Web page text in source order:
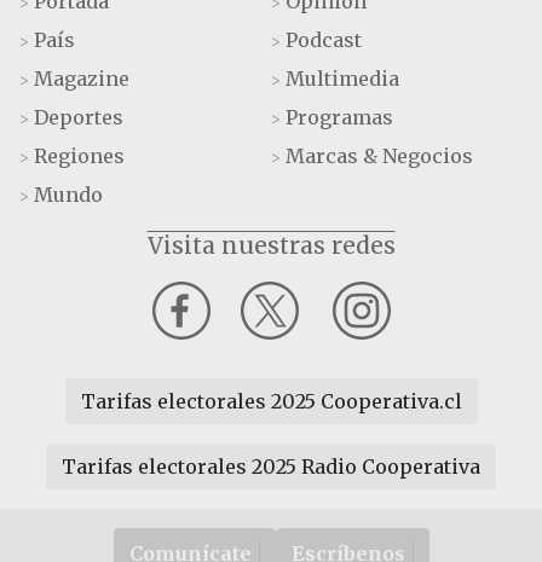
> País
> Magazine
> Deportes
> Regiones
> Mundo
> Podcast
> Multimedia
> Programas
> Marcas & Negocios
Visita nuestras redes
Tarifas electorales 2025 Cooperativa.cl
Tarifas electorales 2025 Radio Cooperativa
Comunícate Escríbenos